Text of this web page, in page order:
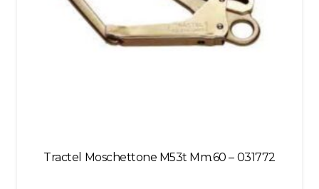
Tractel Moschettone M53t Mm.60 – 031772